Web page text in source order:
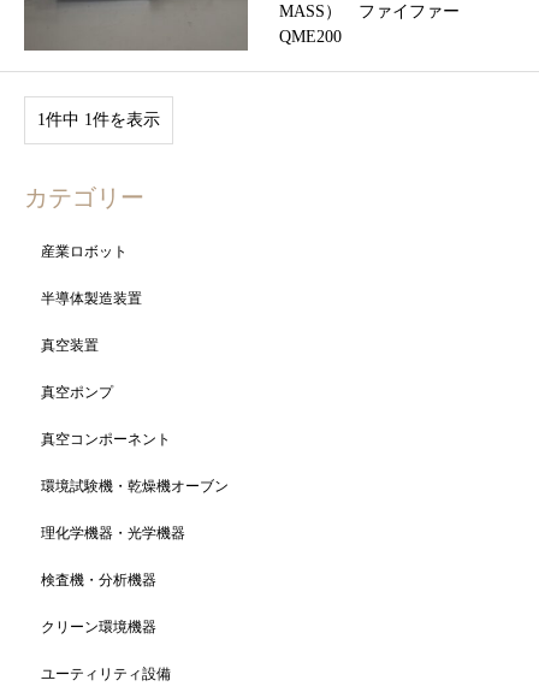
MASS） ファイファー
QME200
1件中 1件を表示
カテゴリー
産業ロボット
半導体製造装置
真空装置
真空ポンプ
真空コンポーネント
環境試験機・乾燥機オーブン
理化学機器・光学機器
検査機・分析機器
クリーン環境機器
ユーティリティ設備